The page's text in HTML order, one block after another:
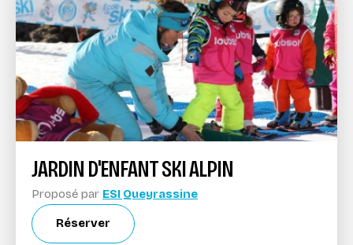
JARDIN D'ENFANT SKI ALPIN
Proposé par ESI Queyrassine
Réserver